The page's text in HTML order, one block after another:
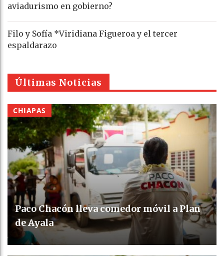
aviadurismo en gobierno?
Filo y Sofía *Viridiana Figueroa y el tercer
espaldarazo
Últimas Noticias
CHIAPAS
Paco Chacón lleva comedor móvil a Plan
de Ayala